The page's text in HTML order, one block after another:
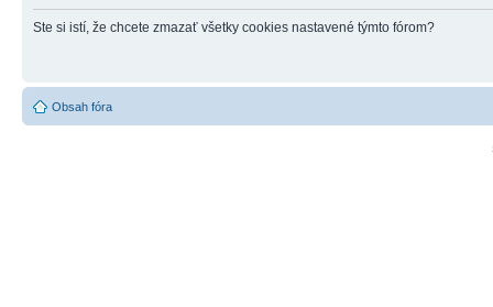
Ste si istí, že chcete zmazať všetky cookies nastavené týmto fórom?
Obsah fóra